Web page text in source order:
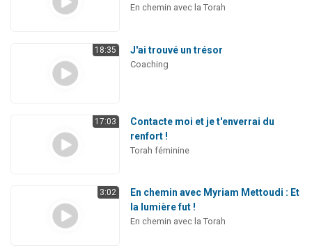
En chemin avec la Torah
18:35 J'ai trouvé un trésor
Coaching
17:03
Contacte moi et je t'enverrai du
renfort !
Torah féminine
3:02
En chemin avec Myriam Mettoudi : Et
la lumière fut !
En chemin avec la Torah